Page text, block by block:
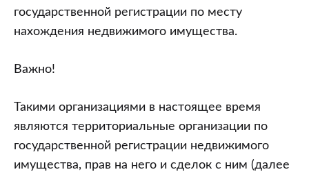
государственной регистрации по месту
нахождения недвижимого имущества.
Важно!
Такими организациями в настоящее время
являются территориальные организации по
государственной регистрации недвижимого
имущества, прав на него и сделок с ним (далее